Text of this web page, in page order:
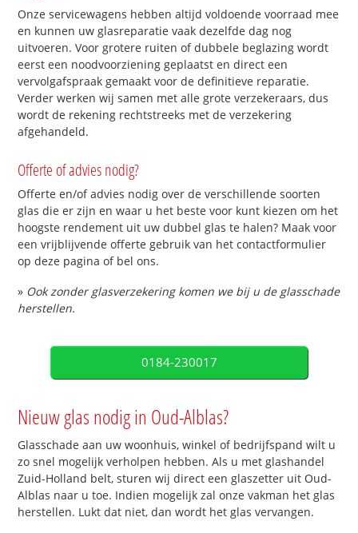
Onze servicewagens hebben altijd voldoende voorraad mee
en kunnen uw glasreparatie vaak dezelfde dag nog
uitvoeren. Voor grotere ruiten of dubbele beglazing wordt
eerst een noodvoorziening geplaatst en direct een
vervolgafspraak gemaakt voor de definitieve reparatie.
Verder werken wij samen met alle grote verzekeraars, dus
wordt de rekening rechtstreeks met de verzekering
afgehandeld.
Offerte of advies nodig?
Offerte en/of advies nodig over de verschillende soorten
glas die er zijn en waar u het beste voor kunt kiezen om het
hoogste rendement uit uw dubbel glas te halen? Maak voor
een vrijblijvende offerte gebruik van het contactformulier
op deze pagina of bel ons.
» Ook zonder glasverzekering komen we bij u de glasschade
herstellen.
0184-230017
Nieuw glas nodig in Oud-Alblas?
Glasschade aan uw woonhuis, winkel of bedrijfspand wilt u
zo snel mogelijk verholpen hebben. Als u met glashandel
Zuid-Holland belt, sturen wij direct een glaszetter uit Oud-
Alblas naar u toe. Indien mogelijk zal onze vakman het glas
herstellen. Lukt dat niet, dan wordt het glas vervangen.